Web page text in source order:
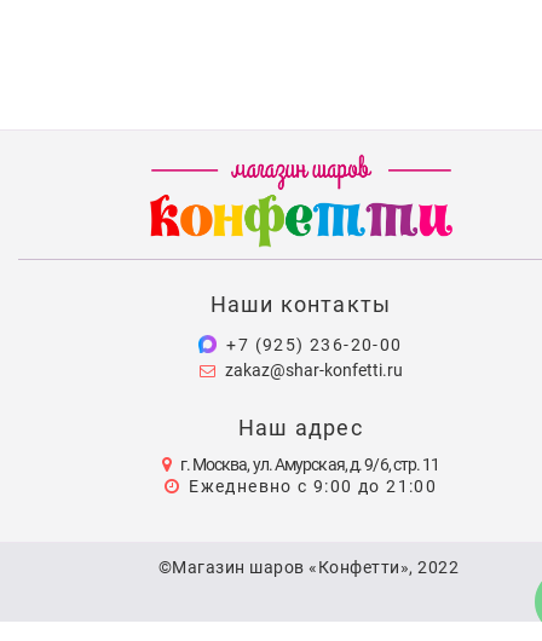
Наши контакты
+7 (925) 236-20-00
zakaz@shar-konfetti.ru
Наш адрес
г. Москва, ул. Амурская, д. 9/6, стр. 11
Ежедневно с 9:00 до 21:00
©Магазин шаров «Конфетти», 2022